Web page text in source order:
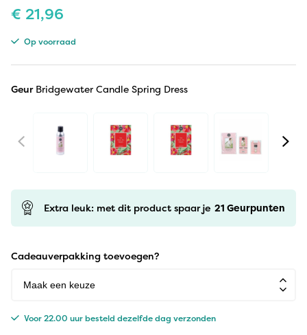
€ 21,96
Op voorraad
Geur Bridgewater Candle Spring Dress
Extra leuk: met dit product spaar je 21 Geurpunten
Cadeauverpakking toevoegen?
Voor 22.00 uur besteld dezelfde dag verzonden